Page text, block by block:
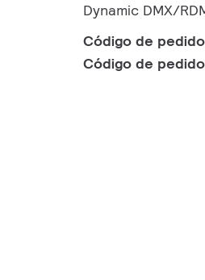
Dynamic DMX/
Código de
Código de